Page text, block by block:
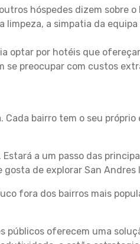
hóspedes dizem sobre
a simpatia da
optar por hotéis que
se preocupar com custos
bairro tem o seu
Estará a um passo das
de explorar San Andres
fora dos bairros mais
públicos oferecem uma